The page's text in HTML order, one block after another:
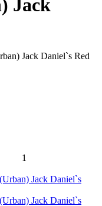
Jack
Jack Daniel`s Red
1